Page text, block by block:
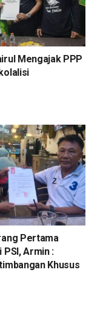
Mengajak PPP
Pertama
Armin :
Khusus